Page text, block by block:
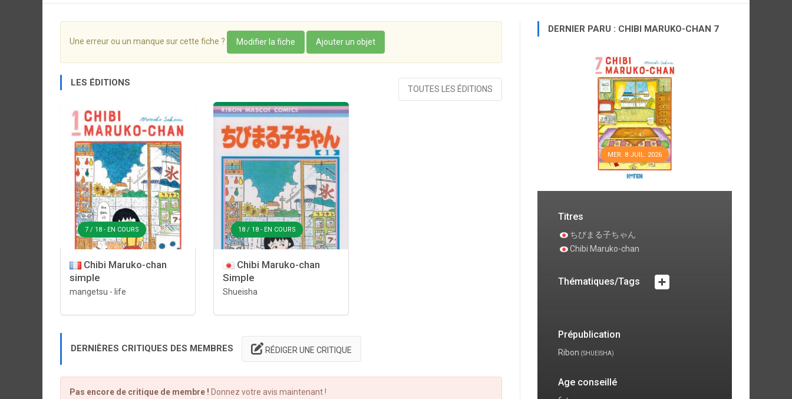
Une erreur ou un manque sur cette fiche ? Modifier la fiche Ajouter un objet
LES ÉDITIONS
TOUTES LES ÉDITIONS
7 / 18 - EN COURS
Chibi Maruko-chan
simple
mangetsu - life
18 / 18 - EN COURS
Chibi Maruko-chan
Simple
Shueisha
DERNIÈRES CRITIQUES DES MEMBRES RÉDIGER UNE CRITIQUE
Pas encore de critique de membre ! Donnez votre avis maintenant !
DERNIER PARU : CHIBI MARUKO-CHAN 7
MER. 8 JUIL. 2026
Titres
ちびまる子ちゃん
Chibi Maruko-chan
Thématiques/Tags
Prépublication
Ribon (SHUEISHA)
Age conseillé